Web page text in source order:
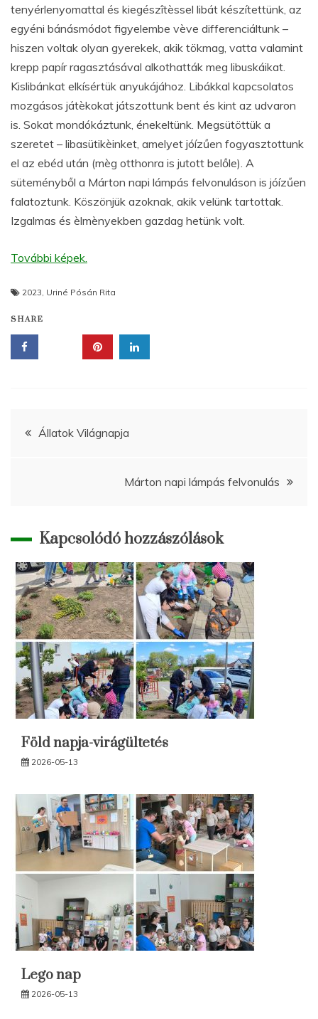
tenyérlenyomattal és kiegészîtèssel libát készítettünk, az
egyéni bánásmódot figyelembe vève differenciáltunk –
hiszen voltak olyan gyerekek, akik tökmag, vatta valamint
krepp papír ragasztásával alkothatták meg libuskáikat.
Kislibánkat elkísértük anyukájához. Libákkal kapcsolatos
mozgásos játèkokat játszottunk bent és kint az udvaron
is. Sokat mondókáztunk, énekeltünk. Megsütöttük a
szeretet – libasütikèinket, amelyet jóízűen fogyasztottunk
el az ebéd után (mèg otthonra is jutott belőle). A
süteményből a Márton napi lámpás felvonuláson is jóízűen
falatoztunk. Köszönjük azoknak, akik velünk tartottak.
Izgalmas és èlmènyekben gazdag hetünk volt.
További képek.
2023, Uriné Pósán Rita
SHARE
Bejegyzés
Állatok Világnapja
Márton napi lámpás felvonulás
Kapcsolódó hozzászólások
Föld napja-virágültetés
2026-05-13
Lego nap
2026-05-13